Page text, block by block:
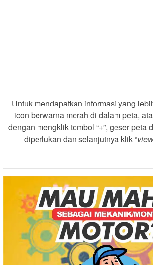
Untuk mendapatkan informasi yang
icon berwarna merah di dalam peta,
dengan mengklik tombol “+”, geser peta
diperlukan dan selanjutnya klik “